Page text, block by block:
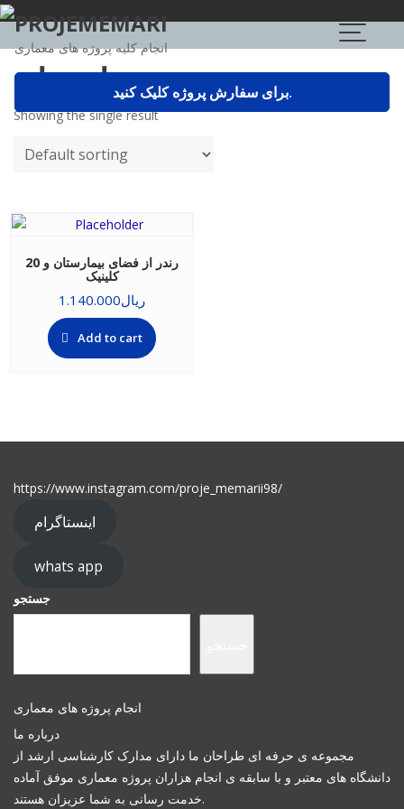
Skip
content
PROJEMEMARI
انجام کلیه پروژه های معماری
برای سفارش پروژه کلیک کنید. رندر بیمارستان
Showing the single result
20 رندر از فضای بیمارستان و
کلینیک
ریال1.140.000
Add to cart
https://www.instagram.com/proje_memarii98/
اینستاگرام
whats app
جستجو
انجام پروژه های معماری
درباره ما
مجموعه ی حرفه ای طراحان ما دارای مدارک کارشناسی ارشد از
دانشگاه های معتبر و با سابقه ی انجام هزاران پروژه معماری موفق آماده
خدمت رسانی به شما عزیزان هستند.